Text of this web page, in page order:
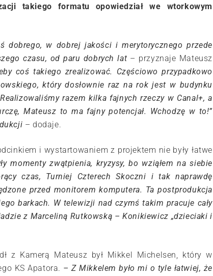
takiego formatu opowiedział we wtorkowym
dobrego, w dobrej jakości i merytorycznego przede
czasu, od paru dobrych lat – przyznaje Mateusz
coś takiego zrealizować. Częściowo przypadkowo
który dosłownie raz na rok jest w budynku
razem kilka fajnych rzeczy w Canal+, a
Mateusz to ma fajny potencjał. Wchodzę w to!”
– dodaje.
i wystartowaniem z projektem nie były łatwe
momenty zwątpienia, kryzysy, bo wziąłem na siebie
czas, Turniej Czterech Skoczni i tak naprawdę
przed monitorem komputera. Ta postprodukcja
barkach. W telewizji nad czymś takim pracuje cały
z Marceliną Rutkowską – Konikiewicz „dzieciaki i
z Kamerą Mateusz był Mikkel Michelsen, który w
KS Apatora. – Z Mikkelem było mi o tyle łatwiej, że